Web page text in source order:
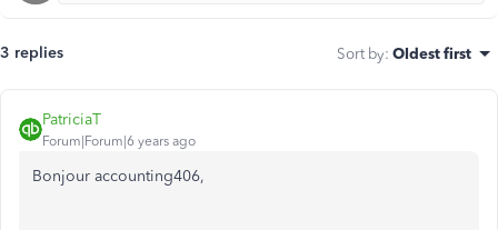
3 replies Sort by: Oldest first
PatriciaT
Forum|Forum|6 years ago
Bonjour accounting406,